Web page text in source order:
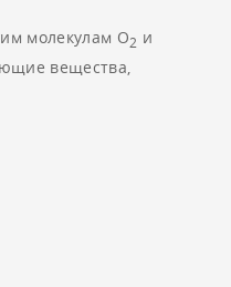
молекулам О2 и
вещества,